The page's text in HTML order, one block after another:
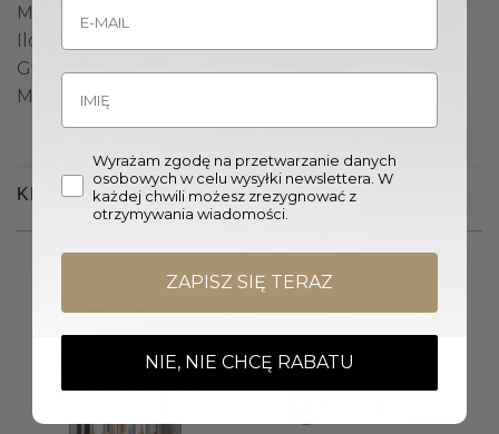
Maksymalny zwis: 172 cm
Ilość źródeł światła: 4
Gwint: E14
Moc maksymalna: 40W
KLIENCI OGLĄDALI RÓWNIEŻ
Wyrażam zgodę na przetwarzanie danych
osobowych w celu wysyłki newslettera. W
każdej chwili możesz zrezygnować z
otrzymywania wiadomości.
ZAPISZ SIĘ TERAZ
NIE, NIE CHCĘ RABATU